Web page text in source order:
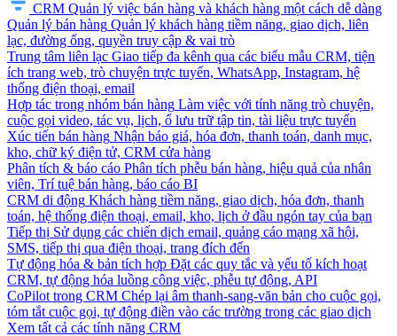
CRM Quản lý việc bán hàng và khách hàng một cách dễ dàng
Quản lý bán hàng Quản lý khách hàng tiềm năng, giao dịch, liên
lạc, đường ống, quyền truy cập & vai trò
Trung tâm liên lạc Giao tiếp đa kênh qua các biểu mẫu CRM, tiện
ích trang web, trò chuyện trực tuyến, WhatsApp, Instagram, hệ
thống điện thoại, email
Hợp tác trong nhóm bán hàng Làm việc với tính năng trò chuyện,
cuộc gọi video, tác vụ, lịch, ổ lưu trữ tập tin, tài liệu trực tuyến
Xúc tiến bán hàng Nhận báo giá, hóa đơn, thanh toán, danh mục,
kho, chữ ký điện tử, CRM cửa hàng
Phân tích & báo cáo Phân tích phễu bán hàng, hiệu quả của nhân
viên, Trí tuệ bán hàng, báo cáo BI
CRM di động Khách hàng tiềm năng, giao dịch, hóa đơn, thanh
toán, hệ thống điện thoại, email, kho, lịch ở đầu ngón tay của bạn
Tiếp thị Sử dụng các chiến dịch email, quảng cáo mạng xã hội,
SMS, tiếp thị qua điện thoại, trang đích đến
Tự động hóa & bản tích hợp Đặt các quy tắc và yếu tố kích hoạt
CRM, tự động hóa luồng công việc, phễu tự động, API
CoPilot trong CRM Chép lại âm thanh-sang-văn bản cho cuộc gọi,
tóm tắt cuộc gọi, tự động điền vào các trường trong các giao dịch
Xem tất cả các tính năng CRM